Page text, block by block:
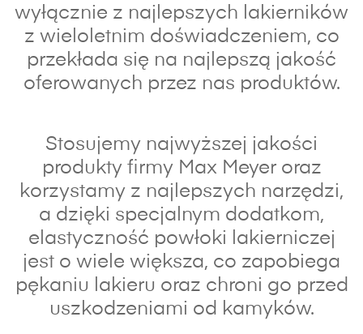
wyłącznie z najlepszych lakierników
z wieloletnim doświadczeniem, co
przekłada się na najlepszą jakość
oferowanych przez nas produktów.
Stosujemy najwyższej jakości
produkty firmy Max Meyer oraz
korzystamy z najlepszych narzędzi,
a dzięki specjalnym dodatkom,
elastyczność powłoki lakierniczej
jest o wiele większa, co zapobiega
pękaniu lakieru oraz chroni go przed
uszkodzeniami od kamyków.